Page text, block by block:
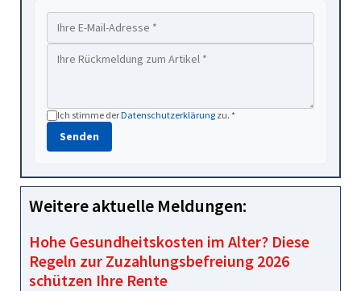
Ich stimme derDatenschutzerklärung zu. *
Senden
Weitere aktuelle Meldungen:
Hohe Gesundheitskosten im Alter? Diese
Regeln zur Zuzahlungsbefreiung 2026
schützen Ihre Rente